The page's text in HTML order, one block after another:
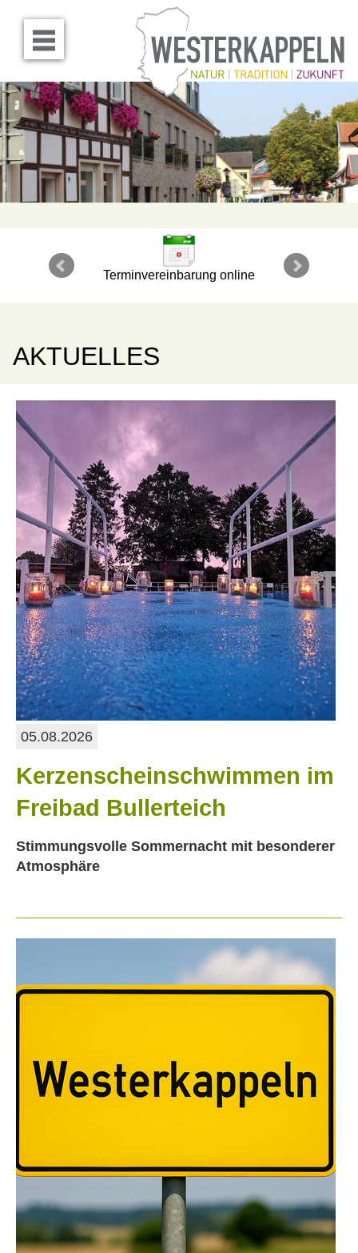
Menü öffnen
Terminvereinbarung online
AKTUELLES
05.08.2026
Kerzenscheinschwimmen im
Freibad Bullerteich
Stimmungsvolle Sommernacht mit besonderer
Atmosphäre